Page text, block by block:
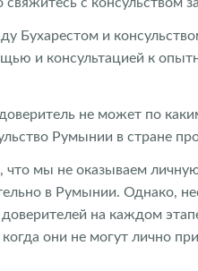
Бухарестом и
и консультацией к
не может по
Румынии в стране
что мы не оказываем
в Румынии. Однако,
на каждом
они не могут лично